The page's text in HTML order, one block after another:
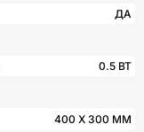
ДА
0.5 ВТ
400 X 300 ММ